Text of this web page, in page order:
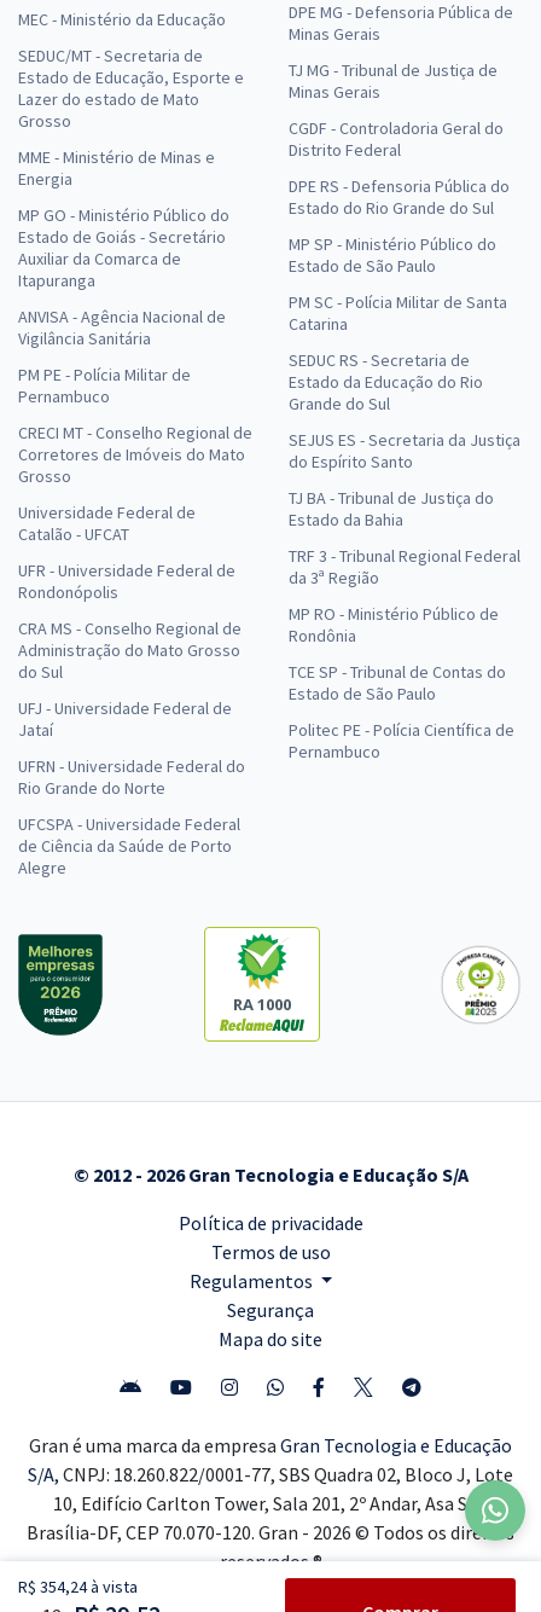
R$ 354,24 à vista
MEC - Ministério da Educação
SEDUC/MT - Secretaria de
Estado de Educação, Esporte e
Lazer do estado de Mato
Grosso
MME - Ministério de Minas e
Energia
MP GO - Ministério Público do
Estado de Goiás - Secretário
Auxiliar da Comarca de
Itapuranga
ANVISA - Agência Nacional de
Vigilância Sanitária
PM PE - Polícia Militar de
Pernambuco
CRECI MT - Conselho Regional de
Corretores de Imóveis do Mato
Grosso
Universidade Federal de
Catalão - UFCAT
UFR - Universidade Federal de
Rondonópolis
CRA MS - Conselho Regional de
Administração do Mato Grosso
do Sul
UFJ - Universidade Federal de
Jataí
UFRN - Universidade Federal do
Rio Grande do Norte
UFCSPA - Universidade Federal
de Ciência da Saúde de Porto
Alegre
DPE MG - Defensoria Pública de
Minas Gerais
TJ MG - Tribunal de Justiça de
Minas Gerais
CGDF - Controladoria Geral do
Distrito Federal
DPE RS - Defensoria Pública do
Estado do Rio Grande do Sul
MP SP - Ministério Público do
Estado de São Paulo
PM SC - Polícia Militar de Santa
Catarina
SEDUC RS - Secretaria de
Estado da Educação do Rio
Grande do Sul
SEJUS ES - Secretaria da Justiça
do Espírito Santo
TJ BA - Tribunal de Justiça do
Estado da Bahia
TRF 3 - Tribunal Regional Federal
da 3ª Região
MP RO - Ministério Público de
Rondônia
TCE SP - Tribunal de Contas do
Estado de São Paulo
Politec PE - Polícia Científica de
Pernambuco
RA 1000
© 2012 - 2026 Gran Tecnologia e Educação S/A
Política de privacidade
Termos de uso
Regulamentos
Segurança
Mapa do site
Gran é uma marca da empresa Gran Tecnologia e Educação
S/A, CNPJ: 18.260.822/0001-77, SBS Quadra 02, Bloco J, Lote
10, Edifício Carlton Tower, Sala 201, 2º Andar, Asa Sul,
Brasília-DF, CEP 70.070-120. Gran - 2026 © Todos os direitos
reservados ®